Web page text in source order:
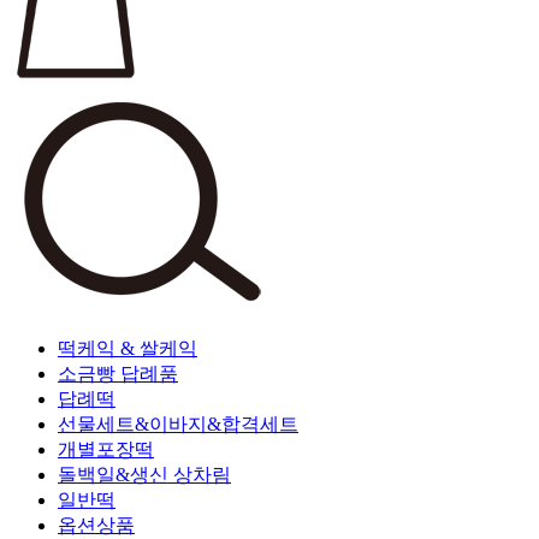
떡케익 & 쌀케익
소금빵 답례품
답례떡
선물세트&이바지&합격세트
개별포장떡
돌백일&생신 상차림
일반떡
옵션상품